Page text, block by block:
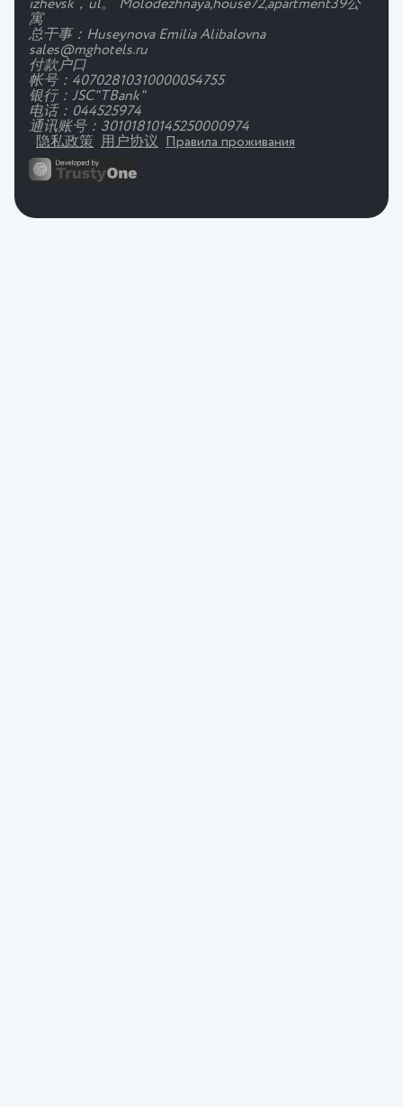
izhevsk，ul。 Molodezhnaya,house72,apartment39公
寓
总干事：Huseynova Emilia Alibalovna
sales@mghotels.ru
付款户口
帐号：40702810310000054755
银行：JSC"TBank"
电话：044525974
通讯账号：30101810145250000974
隐私政策
用户协议 Правила проживания